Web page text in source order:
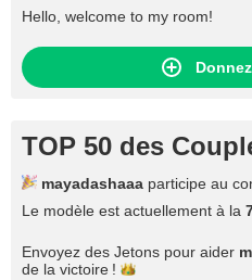
Hello, welcome to my room!
TOP 50 des
mayadashaaa participe au
Le modèle est actuellement à la
Envoyez des Jetons pour aider
de la victoire !